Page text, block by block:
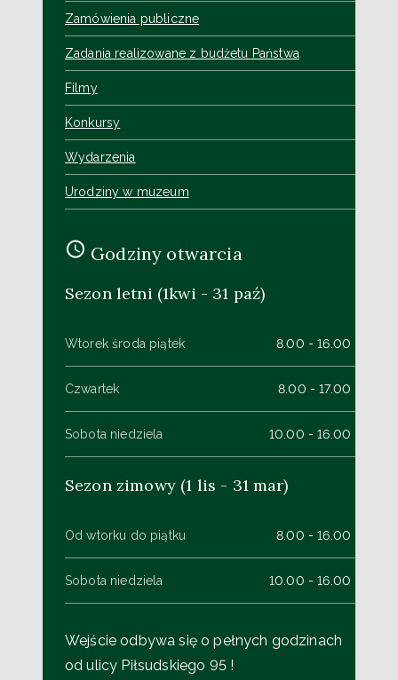
Zamówienia publiczne
Zadania realizowane z budżetu Państwa
Filmy
Konkursy
Wydarzenia
Urodziny w muzeum
Godziny otwarcia
Sezon letni (1kwi - 31 paź)
Wtorek środa piątek 8.00 - 16.00
Czwartek 8.00 - 17.00
Sobota niedziela 10.00 - 16.00
Sezon zimowy (1 lis - 31 mar)
Od wtorku do piątku 8.00 - 16.00
Sobota niedziela 10.00 - 16.00
Wejście odbywa się o pełnych godzinach
od ulicy Piłsudskiego 95 !